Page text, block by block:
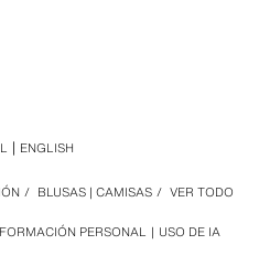
PERSONAL USO DE IA
/ BLUSAS | CAMISAS / VER TODO
ENGLISH